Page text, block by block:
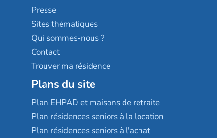
Sérénys
Résidences services Villa Médicis
Presse
Sites thématiques
Qui sommes-nous ?
Contact
Trouver ma résidence
Plans du site
Plan EHPAD et maisons de retraite
Plan résidences seniors à la location
Plan résidences seniors à l'achat